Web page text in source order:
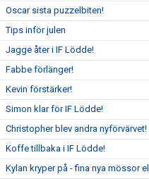
Oscar sista puzzelbiten!
Tips inför julen
Jagge åter i IF Lödde!
Fabbe förlänger!
Kevin förstärker!
Simon klar för IF Lödde!
Christopher blev andra nyförvärvet!
Koffe tillbaka i IF Lödde!
Kylan kryper på - fina nya mössor